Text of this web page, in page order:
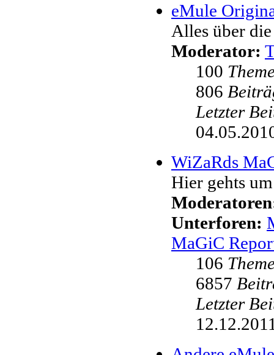
eMule
Alles über
Moderator:
100
806
Letzter
WiZaRds
Hier gehts
Unterforen:
MaGiC
106
6857
Letzter